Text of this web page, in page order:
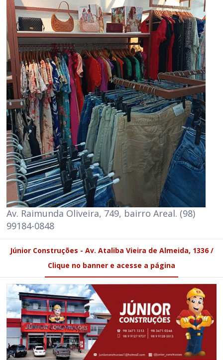
Av. Raimunda Oliveira, 749, bairro Areal. (98)
99184-0848
Júnior Construções - Av. Ataliba Vieira de Almeida, 1336 /
Clique no banner e acesse a página